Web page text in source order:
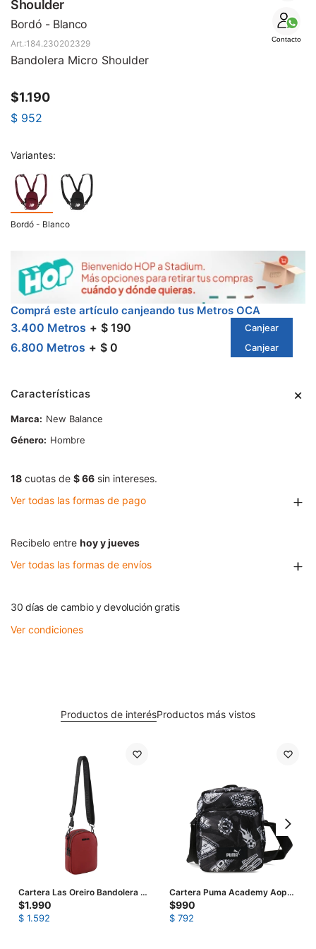
Shoulder
Bordó - Blanco
Contacto
184.230202329
Bandolera Micro Shoulder
$1.190
$ 952
Variantes:
Bordó - Blanco
Comprá este artículo canjeando tus Metros OCA
3.400 Metros $ 190 Canjear
6.800 Metros $ 0 Canjear
Características
Marca
New Balance
Género
Hombre
18 cuotas de $ 66 sin intereses.
Ver todas las formas de pago
Recibelo entre hoy y jueves
Ver todas las formas de envíos
30 días de cambio y devolución gratis
Ver condiciones
Productos de interésProductos más vistos
Cartera Las Oreiro Bandolera -
Bordó
$1.990
$ 1.592
Cartera Puma Academy Aop
Portable - Negro - Blanco
$990
$ 792